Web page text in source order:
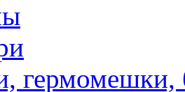
гермомешки,